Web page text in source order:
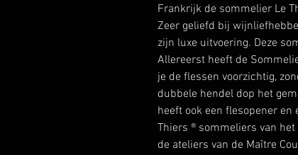
Frankrijk de sommelier Le
Zeer geliefd bij
zijn luxe uitvoering. Deze
Allereerst heeft de
je de flessen voorzichtig,
dubbele hendel dop het
heeft ook een flesopener
Thiers ® sommeliers van
de ateliers van de Maître